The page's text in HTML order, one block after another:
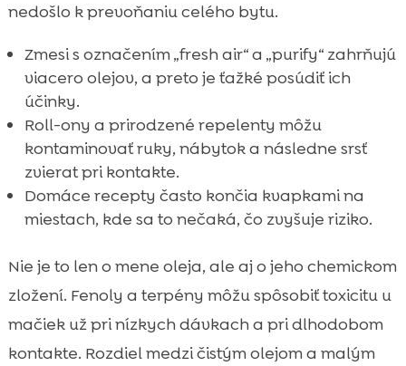
nedošlo k prevoňaniu celého bytu.
Zmesi s označením „fresh air“ a „purify“ zahrňujú
viacero olejov, a preto je ťažké posúdiť ich
účinky.
Roll-ony a prirodzené repelenty môžu
kontaminovať ruky, nábytok a následne srsť
zvierat pri kontakte.
Domáce recepty často končia kvapkami na
miestach, kde sa to nečaká, čo zvyšuje riziko.
Nie je to len o mene oleja, ale aj o jeho chemickom
zložení. Fenoly a terpény môžu spôsobiť toxicitu u
mačiek už pri nízkych dávkach a pri dlhodobom
kontakte. Rozdiel medzi čistým olejom a malým